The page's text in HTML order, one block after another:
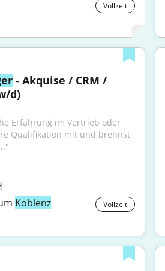
Vollzeit
- Akquise / CRM /
d)
Erfahrung im Vertrieb oder
Qualifikation mit und brennst
Koblenz Vollzeit